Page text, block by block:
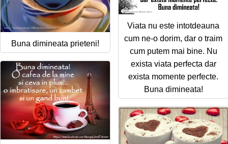
Buna dimineata prieteni!
Viata nu este intotdeauna
cum ne-o dorim, dar o traim
cum putem mai bine. Nu
exista viata perfecta dar
exista momente perfecte.
Buna dimineata!